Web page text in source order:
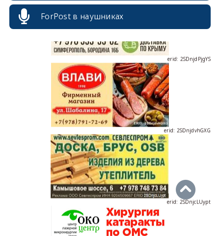
ForPost в наушниках
erid: 2SDnjdPjgYS
erid: 2SDnjdvhGXG
erid: 2SDnjcLUypt